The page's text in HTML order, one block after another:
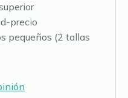
precio
pequeños (2 tallas